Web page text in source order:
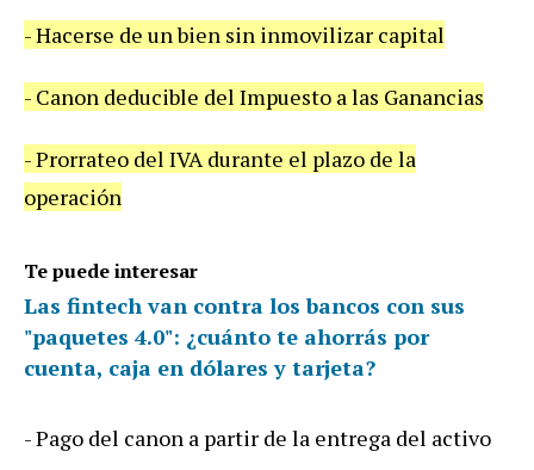
-Hacerse de unbien sin inmovilizar capital
- Canon deducible del Impuesto alas Ganancias
-Prorrateo del IVA durante el plazo de la
operación
Te puede interesar
Las fintech van contra los bancos con sus
"paquetes 4.0": ¿cuánto te ahorrás por
cuenta, caja en dólares y tarjeta?
-Pago del canon a partir de la entrega del activo